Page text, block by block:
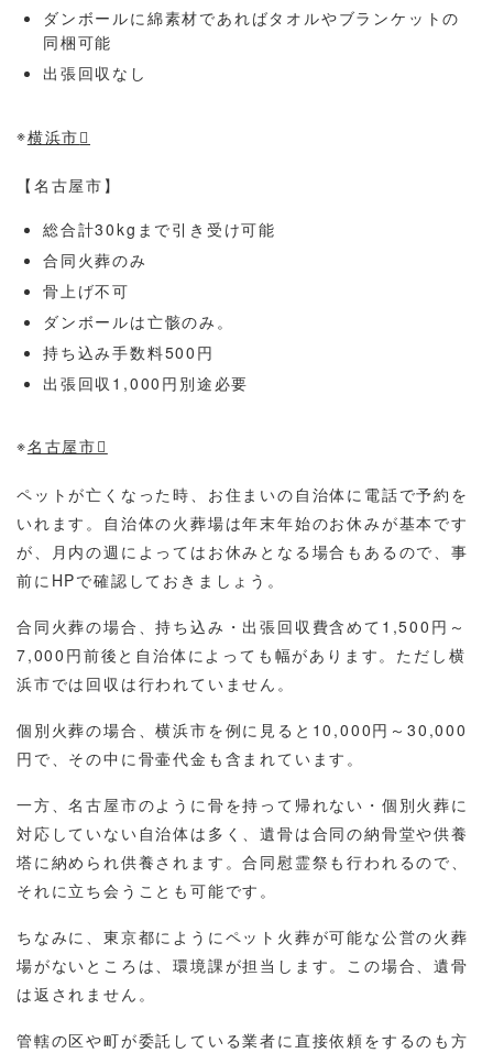
ダンボールに綿素材であればタオルやブランケットの
同梱可能
出張回収なし
※横浜市
【名古屋市】
総合計30kgまで引き受け可能
合同火葬のみ
骨上げ不可
ダンボールは亡骸のみ。
持ち込み手数料500円
出張回収1,000円別途必要
※名古屋市
ペットが亡くなった時、お住まいの自治体に電話で予約を
いれます。自治体の火葬場は年末年始のお休みが基本です
が、月内の週によってはお休みとなる場合もあるので、事
前にHPで確認しておきましょう。
合同火葬の場合、持ち込み・出張回収費含めて1,500円～
7,000円前後と自治体によっても幅があります。ただし横
浜市では回収は行われていません。
個別火葬の場合、横浜市を例に見ると10,000円～30,000
円で、その中に骨壷代金も含まれています。
一方、名古屋市のように骨を持って帰れない・個別火葬に
対応していない自治体は多く、遺骨は合同の納骨堂や供養
塔に納められ供養されます。合同慰霊祭も行われるので、
それに立ち会うことも可能です。
ちなみに、東京都にようにペット火葬が可能な公営の火葬
場がないところは、環境課が担当します。この場合、遺骨
は返されません。
管轄の区や町が委託している業者に直接依頼をするのも方